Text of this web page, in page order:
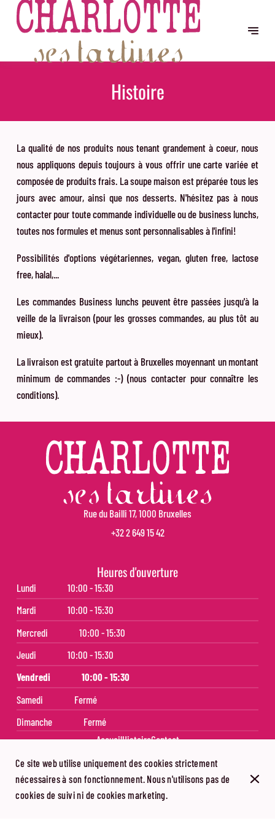
Histoire
La qualité de nos produits nous tenant grandement à coeur, nous
nous appliquons depuis toujours à vous offrir une carte variée et
composée de produits frais. La soupe maison est préparée tous les
jours avec amour, ainsi que nos desserts. N'hésitez pas à nous
contacter pour toute commande individuelle ou de business lunchs,
toutes nos formules et menus sont personnalisables à l'infini!
Possibilités d'options végétariennes, vegan, gluten free, lactose
free, halal,...
Les commandes Business lunchs peuvent être passées jusqu'à la
veille de la livraison (pour les grosses commandes, au plus tôt au
mieux).
La livraison est gratuite partout à Bruxelles moyennant un montant
minimum de commandes :-) (nous contacter pour connaître les
conditions).
Rue du Bailli 17, 1000 Bruxelles
+32 2 649 15 42
Heures d'ouverture
Lundi
10:00 - 15:30
Mardi
10:00 - 15:30
Mercredi
10:00 - 15:30
Jeudi
10:00 - 15:30
Vendredi
10:00 - 15:30
Samedi
Fermé
Dimanche
Fermé
AccueilHistoireContact
© Charlotte ses tartines 2026
Mentions légales Protection des donnéesParamètres des cookies
Ce site web utilise uniquement des cookies strictement
nécessaires à son fonctionnement. Nous n'utilisons pas de
cookies de suivi ni de cookies marketing.